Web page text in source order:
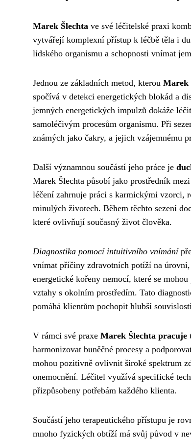
Marek Šlechta ve své léčitelské praxi
vytvářejí komplexní přístup k léčbě těla i
lidského organismu a schopnosti vnímat
Jednou ze základních metod, kterou Marek
spočívá v detekci energetických blokád a
jemných energetických impulzů dokáže
samoléčivým procesům organismu. Při
známých jako čakry, a jejich vzájemnému
Další významnou součástí jeho práce je
Marek Šlechta působí jako prostředník
léčení zahrnuje práci s karmickými vzorci,
minulých životech. Během těchto sezení
které ovlivňují současný život člověka.
Diagnostika pomocí intuitivního vnímání
vnímat příčiny zdravotních potíží na
energetické kořeny nemocí, které se
vztahy s okolním prostředím. Tato
pomáhá klientům pochopit hlubší
V rámci své praxe Marek Šlechta pracuje
harmonizovat buněčné procesy a
mohou pozitivně ovlivnit široké spektrum
onemocnění. Léčitel využívá specifické
přizpůsobeny potřebám každého klienta.
Součástí jeho terapeutického přístupu je
mnoho fyzických obtíží má svůj původ v